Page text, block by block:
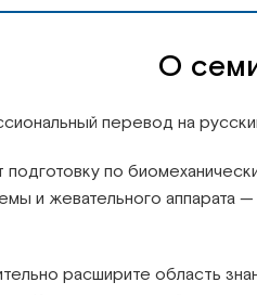
О
перевод на
подготовку по
и жевательного
расширите область